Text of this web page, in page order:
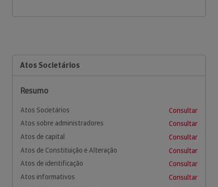
Atos Societários
Resumo
Atos Societários
Consultar
Atos sobre administradores
Consultar
Atos de capital
Consultar
Atos de Constituição e Alteração
Consultar
Atos de identificação
Consultar
Atos informativos
Consultar